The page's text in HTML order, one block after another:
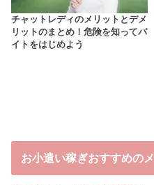
チャットレディのメリットとデメ
リットのまとめ！危険を知ってバ
イトをはじめよう
お小遣い稼ぎおすすめの